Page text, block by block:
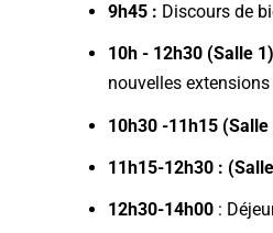
9h45 : Discours de
10h - 12h30 (Salle 1)
nouvelles
10h30 -11h15 (Salle
11h15-12h30 :
12h30-14h00 :